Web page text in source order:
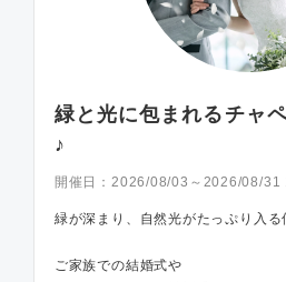
緑と光に包まれるチャ
♪
開催日： 2026/08/03～2026/08/31
緑が深まり、自然光がたっぷり入
ご家族での結婚式や